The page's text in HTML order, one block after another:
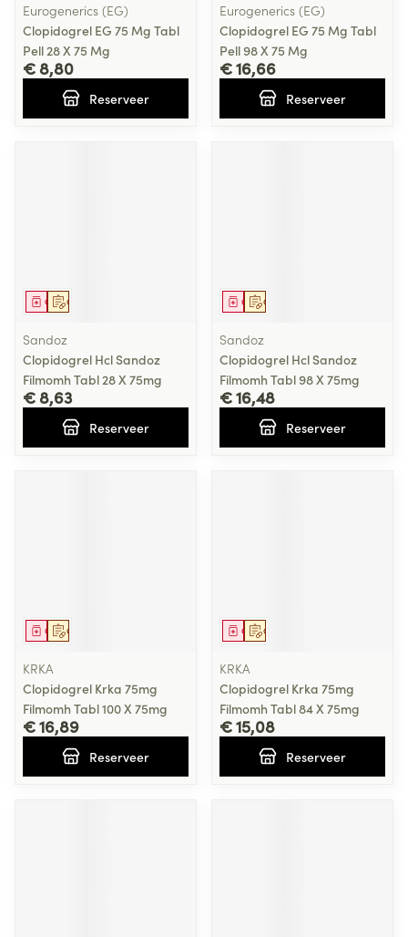
Eurogenerics (EG)
Clopidogrel EG 75 Mg Tabl
Pell 28 X 75 Mg
€ 8,80
Reserveer
Eurogenerics (EG)
Clopidogrel EG 75 Mg Tabl
Pell 98 X 75 Mg
€ 16,66
Reserveer
Op voorschrift
Geneesmiddel
Sandoz
Clopidogrel Hcl Sandoz
Filmomh Tabl 28 X 75mg
€ 8,63
Reserveer
Op voorschrift
Geneesmiddel
Sandoz
Clopidogrel Hcl Sandoz
Filmomh Tabl 98 X 75mg
€ 16,48
Reserveer
Op voorschrift
Geneesmiddel
KRKA
Clopidogrel Krka 75mg
Filmomh Tabl 100 X 75mg
€ 16,89
Reserveer
Op voorschrift
Geneesmiddel
KRKA
Clopidogrel Krka 75mg
Filmomh Tabl 84 X 75mg
€ 15,08
Reserveer